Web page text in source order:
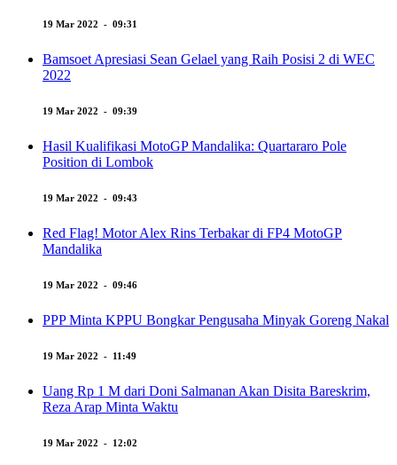
19 Mar 2022 - 09:31
Bamsoet Apresiasi Sean Gelael yang Raih Posisi 2 di WEC
2022
19 Mar 2022 - 09:39
Hasil Kualifikasi MotoGP Mandalika: Quartararo Pole
Position di Lombok
19 Mar 2022 - 09:43
Red Flag! Motor Alex Rins Terbakar di FP4 MotoGP
Mandalika
19 Mar 2022 - 09:46
PPP Minta KPPU Bongkar Pengusaha Minyak Goreng Nakal
19 Mar 2022 - 11:49
Uang Rp 1 M dari Doni Salmanan Akan Disita Bareskrim,
Reza Arap Minta Waktu
19 Mar 2022 - 12:02